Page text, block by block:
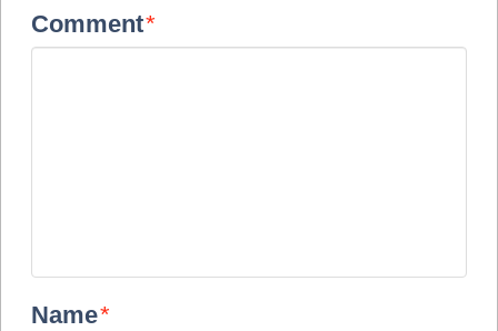
Comment*
Name*